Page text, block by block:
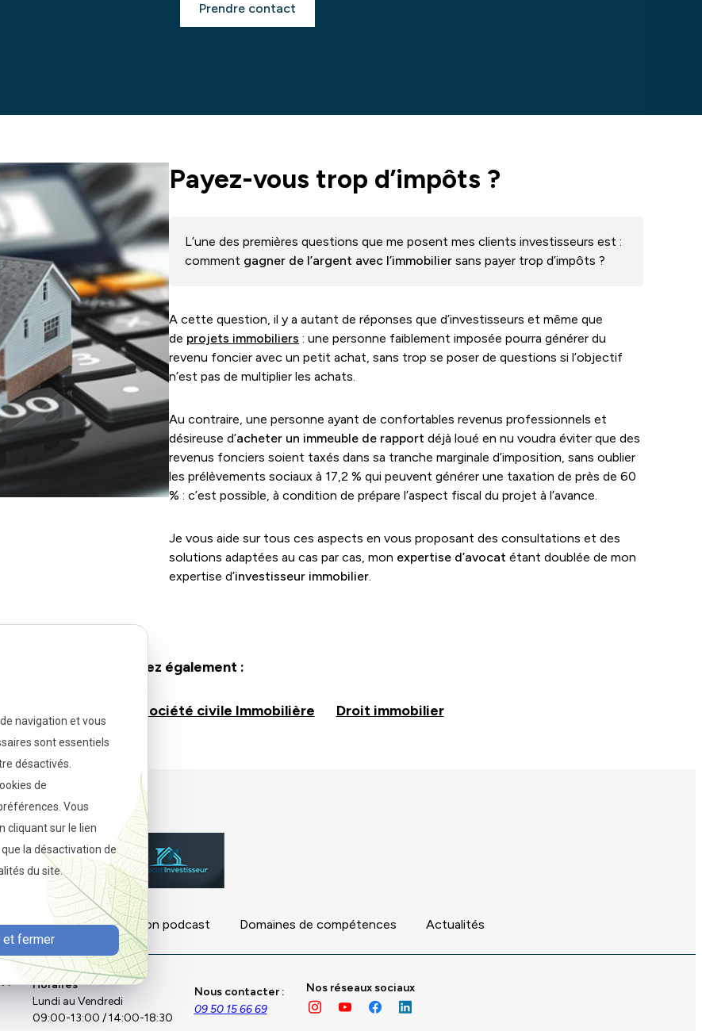
Prendre contact
Payez-vous trop d’impôts ?
L’une des premières questions que me posent mes clients investisseurs est :
comment gagner de l’argent avec l’immobilier sans payer trop d’impôts ?
A cette question, il y a autant de réponses que d’investisseurs et même que
de projets immobiliers : une personne faiblement imposée pourra générer du
revenu foncier avec un petit achat, sans trop se poser de questions si l’objectif
n’est pas de multiplier les achats.
Au contraire, une personne ayant de confortables revenus professionnels et
désireuse d’acheter un immeuble de rapport déjà loué en nu voudra éviter que des
revenus fonciers soient taxés dans sa tranche marginale d’imposition, sans oublier
les prélèvements sociaux à 17,2 % qui peuvent générer une taxation de près de 60
% : c’est possible, à condition de prépare l’aspect fiscal du projet à l’avance.
Je vous aide sur tous ces aspects en vous proposant des consultations et des
solutions adaptées au cas par cas, mon expertise d’avocat étant doublée de mon
expertise d’investisseur immobilier.
Consultez également :
Société civile Immobilière Droit immobilier
Contrats Mon podcast Domaines de compétences Actualités
:
Horaires
Lundi au Vendredi
09:00-13:00 / 14:00-18:30
Nous contacter :
09 50 15 66 69
Nos réseaux sociaux
navigation et vous
sont essentiels
désactivés.
de
Vous
cliquant sur le lien
la désactivation de
du site.
et fermer